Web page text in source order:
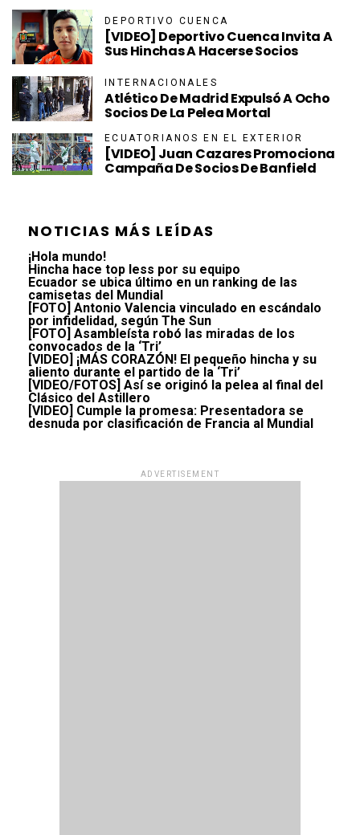
DEPORTIVO CUENCA
[VIDEO] Deportivo Cuenca Invita A
Sus Hinchas A Hacerse Socios
INTERNACIONALES
Atlético De Madrid Expulsó A Ocho
Socios De La Pelea Mortal
ECUATORIANOS EN EL EXTERIOR
[VIDEO] Juan Cazares Promociona
Campaña De Socios De Banfield
NOTICIAS MÁS LEÍDAS
¡Hola mundo!
Hincha hace top less por su equipo
Ecuador se ubica último en un ranking de las
camisetas del Mundial
[FOTO] Antonio Valencia vinculado en escándalo
por infidelidad, según The Sun
[FOTO] Asambleísta robó las miradas de los
convocados de la ‘Tri’
[VIDEO] ¡MÁS CORAZÓN! El pequeño hincha y su
aliento durante el partido de la ‘Tri’
[VIDEO/FOTOS] Así se originó la pelea al final del
Clásico del Astillero
[VIDEO] Cumple la promesa: Presentadora se
desnuda por clasificación de Francia al Mundial
ADVERTISEMENT